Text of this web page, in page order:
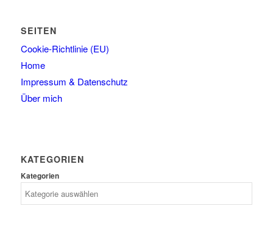
SEITEN
Cookie-Richtlinie (EU)
Home
Impressum & Datenschutz
Über mich
KATEGORIEN
Kategorien